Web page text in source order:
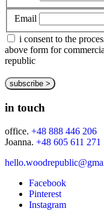
Email
i consent to the
above form for
republic
in touch
office. +48 888 446 206
Joanna. +48 605 611 271
Facebook
Pinterest
Instagram